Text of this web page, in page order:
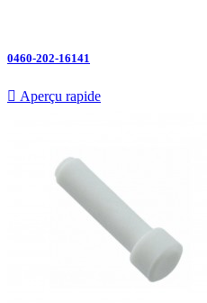
0460-202-16141
 Aperçu rapide